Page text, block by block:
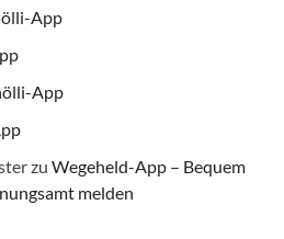
App
App
zu Wegeheld-App – Bequem
melden